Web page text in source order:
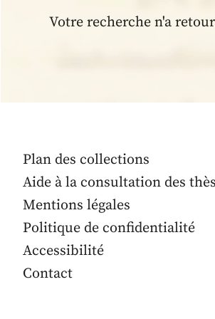
Votre recherche n'a
Plan des collections
Aide à la consultation des
Mentions légales
Politique de confidentialité
Accessibilité
Contact